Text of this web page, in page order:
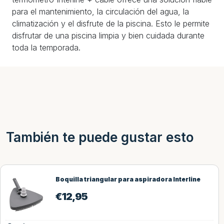
para el mantenimiento, la circulación del agua, la
climatización y el disfrute de la piscina. Esto le permite
disfrutar de una piscina limpia y bien cuidada durante
toda la temporada.
También te puede gustar esto
Boquilla triangular para aspiradora Interline
€12,95